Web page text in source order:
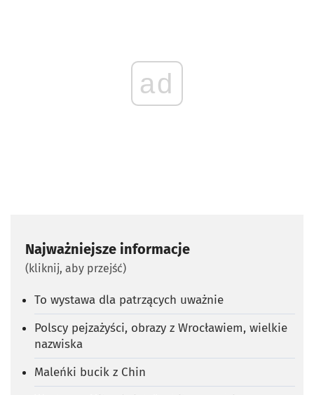
ad
Najważniejsze informacje
(kliknij, aby przejść)
To wystawa dla patrzących uważnie
Polscy pejzażyści, obrazy z Wrocławiem, wielkie
nazwiska
Maleńki bucik z Chin